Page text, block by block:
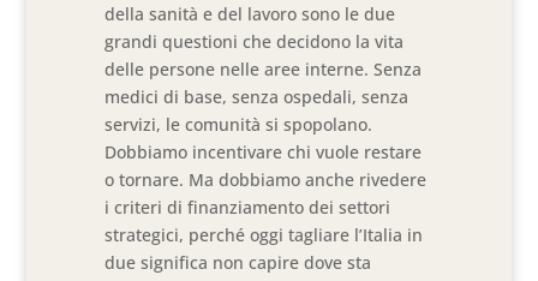
della sanità e del lavoro sono le due
grandi questioni che decidono la vita
delle persone nelle aree interne. Senza
medici di base, senza ospedali, senza
servizi, le comunità si spopolano.
Dobbiamo incentivare chi vuole restare
o tornare. Ma dobbiamo anche rivedere
i criteri di finanziamento dei settori
strategici, perché oggi tagliare l’Italia in
due significa non capire dove sta